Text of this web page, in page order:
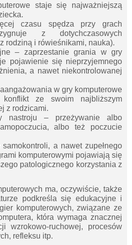
staje się najważniejszą
czasu spędza przy grach
z dotychczasowych
rodziną i rówieśnikami, nauka).
– zaprzestanie grania w gry
pojawienie się nieprzyjemnego
a nawet niekontrolowanej
w gry komputerowe
ze swoim najbliższym
z rodzicami.
nastroju – przeżywanie albo
albo też poczucie
a nawet zupełnego
komputerowymi pojawiają się
patologicznego korzystania z
ma, oczywiście, także
podkreśla się edukacyjne i
komputerowych, związane ze
która wymaga znacznej
wzrokowo-ruchowej, procesów
refleksu itp.